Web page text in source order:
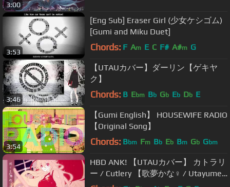
3:00
3:53
[Eng Sub] Eraser Girl (少女ケシゴム)
[Gumi and Miku Duet]
Chords: F Am E C F# A#m G
3:46
【UTAUカバー】ダーリン【ゲキヤ
ク】
Chords: B Ebm Bb Gb Eb Db E
3:54
【Gumi English】 HOUSEWIFE RADIO
【Original Song】
Chords: Bbm Fm Bb Eb Bm Gb Gbm
HBD ANK! 【UTAUカバー】 カトラリ
ー / Cutlery 【歌夢かな♀ / Utayume
Kana】